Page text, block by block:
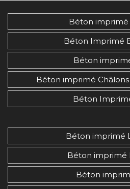
Béton imprimé
Béton Imprimé
Béton
Béton imprimé
Béton
Béton imprimé
Béton imprimé
Béton